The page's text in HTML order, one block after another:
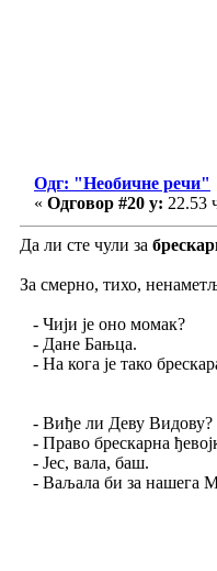
Одг: "Необичне речи"
« Одговор #20 у: 22.53
Да ли сте чули за
За смерно, тихо,
- Чији је оно момак?
- Дане Бањца.
- На кога је тако
- Виђе ли Деву Видову?
- Право брескарна
- Јес, вала, баш.
- Ваљала би за нашега